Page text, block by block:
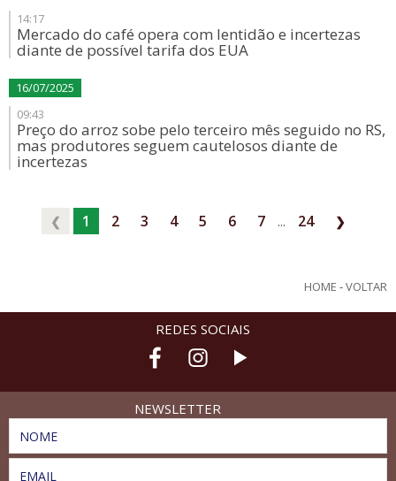
14:17
Mercado do café opera com lentidão e incertezas
diante de possível tarifa dos EUA
16/07/2025
09:43
Preço do arroz sobe pelo terceiro mês seguido no RS,
mas produtores seguem cautelosos diante de
incertezas
❮ 1 2 3 4 5 6 7 ... 24 ❯
HOME -VOLTAR
REDES SOCIAIS
NEWSLETTER
NOME
EMAIL